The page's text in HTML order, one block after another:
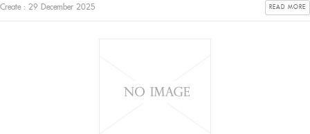
Create : 29 December 2025 READ MORE